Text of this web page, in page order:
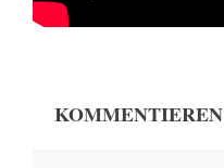
KOMMENTIEREN